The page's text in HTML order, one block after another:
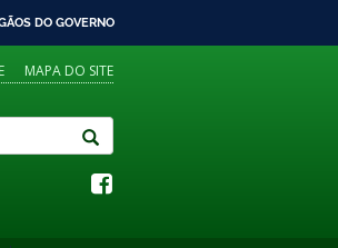
DO GOVERNO
MAPA DO SITE